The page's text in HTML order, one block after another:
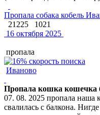
Пропала собака кобель
21225
1021
16 октября 2025
пропала
Иваново
Пропала кошка кошечка
07. 08. 2025 пропала наша
свалилась с балкона.